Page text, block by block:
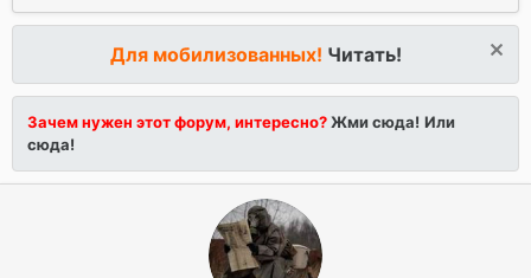
Для мобилизованных! Читать!
Зачем нужен этот форум, интересно?Жми сюда! Или
сюда!